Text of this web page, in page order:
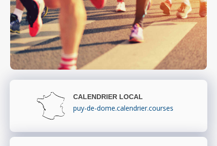
CALENDRIER LOCAL
puy-de-dome.calendrier.courses